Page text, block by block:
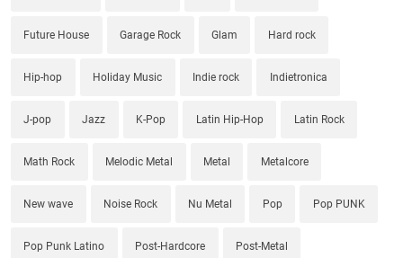
Future House Garage Rock Glam Hard rock
Hip-hop Holiday Music Indie rock Indietronica
J-pop Jazz K-Pop Latin Hip-Hop Latin Rock
Math Rock Melodic Metal Metal Metalcore
New wave Noise Rock Nu Metal Pop Pop PUNK
Pop Punk Latino Post-Hardcore Post-Metal